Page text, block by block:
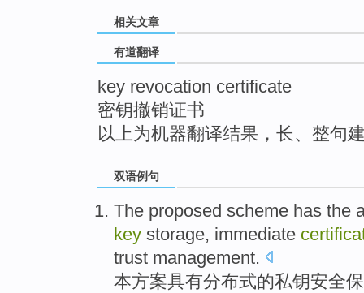
相关文章
有道翻译
key revocation certificate
密钥撤销证书
以上为机器翻译结果，长、整句
双语例句
The proposed scheme has the
key storage, immediate
trust management.
本方案具有分布式的私钥安全